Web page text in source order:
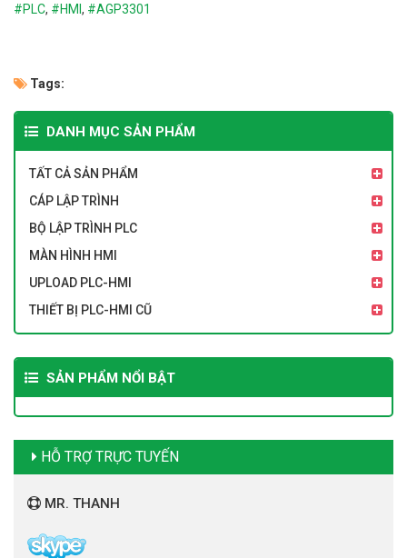
#PLC, #HMI , #AGP3301
Tags:
DANH MỤC SẢN PHẨM
TẤT CẢ SẢN PHẨM
CÁP LẬP TRÌNH
BỘ LẬP TRÌNH PLC
MÀN HÌNH HMI
UPLOAD PLC-HMI
THIẾT BỊ PLC-HMI CŨ
SẢN PHẨM NỔI BẬT
HỖ TRỢ TRỰC TUYẾN
MR. THANH